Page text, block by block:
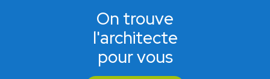
On trouve
l'architecte
pour vous